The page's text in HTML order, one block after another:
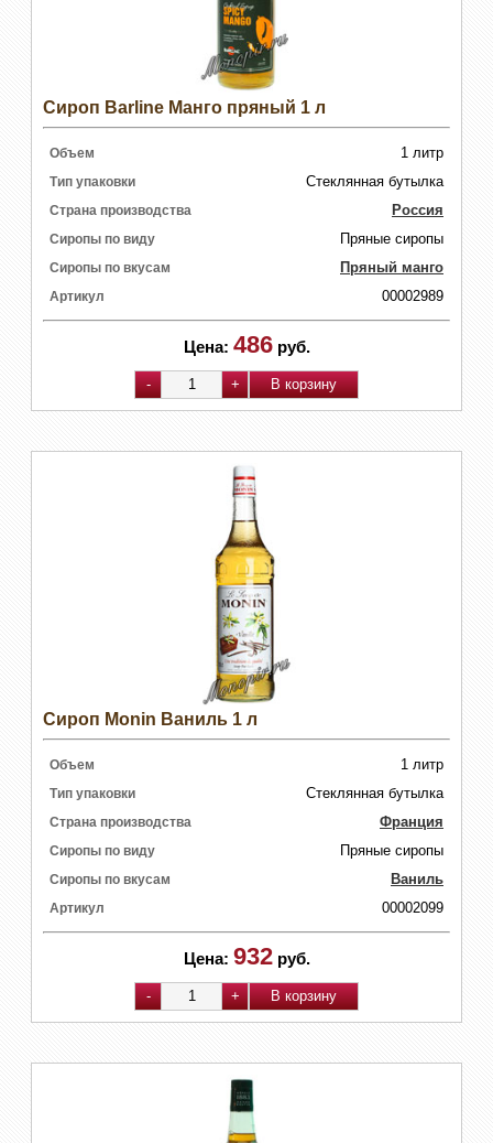
Сироп Barline Манго пряный 1 л
Объем 1 литр
Тип упаковки Стеклянная бутылка
Страна производства Россия
Сиропы по виду Пряные сиропы
Сиропы по вкусам Пряный манго
Артикул 00002989
Цена: 486 руб.
Сироп Monin Ваниль 1 л
Объем 1 литр
Тип упаковки Стеклянная бутылка
Страна производства Франция
Сиропы по виду Пряные сиропы
Сиропы по вкусам Ваниль
Артикул 00002099
Цена: 932 руб.